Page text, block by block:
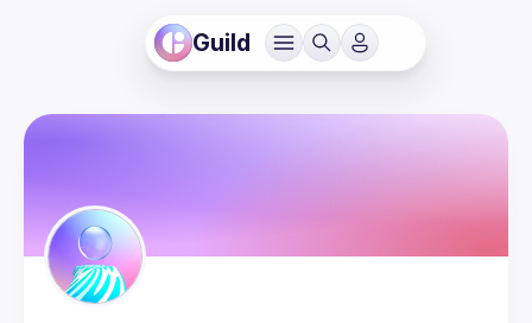
Guild